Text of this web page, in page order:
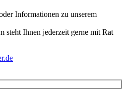
Informationen zu unserem
steht Ihnen jederzeit gerne mit Rat